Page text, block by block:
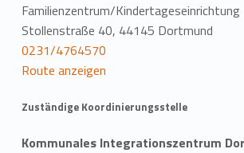
Familienzentrum/Kindertageseinrichtung
Stollenstraße 40, 44145 Dortmund
0231/4764570
Route anzeigen
Zuständige Koordinierungsstelle
Kommunales Integrationszentrum